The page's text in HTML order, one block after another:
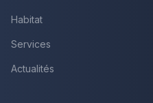
Habitat
Services
Actualités